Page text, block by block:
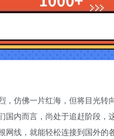
，仿佛一片红海，但将目光
国内而言，尚处于追赶阶段，
网线，就能轻松连接到国外